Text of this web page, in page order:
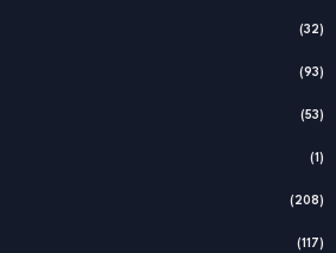
(32)
(93)
(53)
(1)
(208)
(117)